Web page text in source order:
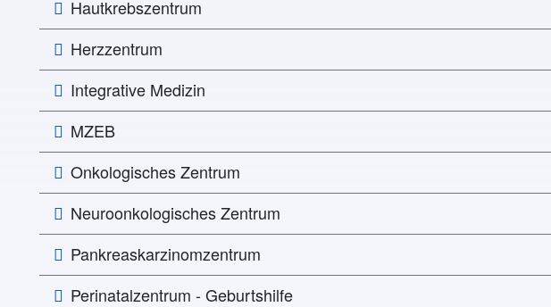
Hautkrebszentrum
Herzzentrum
Integrative Medizin
MZEB
Onkologisches Zentrum
Neuroonkologisches Zentrum
Pankreaskarzinomzentrum
Perinatalzentrum - Geburtshilfe